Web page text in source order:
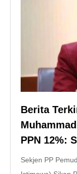
Berita
PPN 12%:
Sekjen PP